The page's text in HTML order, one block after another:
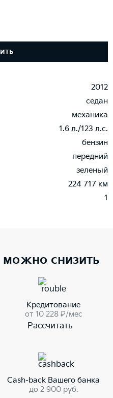
2012
седан
механика
1.6 л./123 л.с.
бензин
передний
зеленый
224 717 км
1
снизить
Кредитование
от 10 228 ₽/мес
Рассчитать
Cash-back Вашего банка
до 2 900 руб.